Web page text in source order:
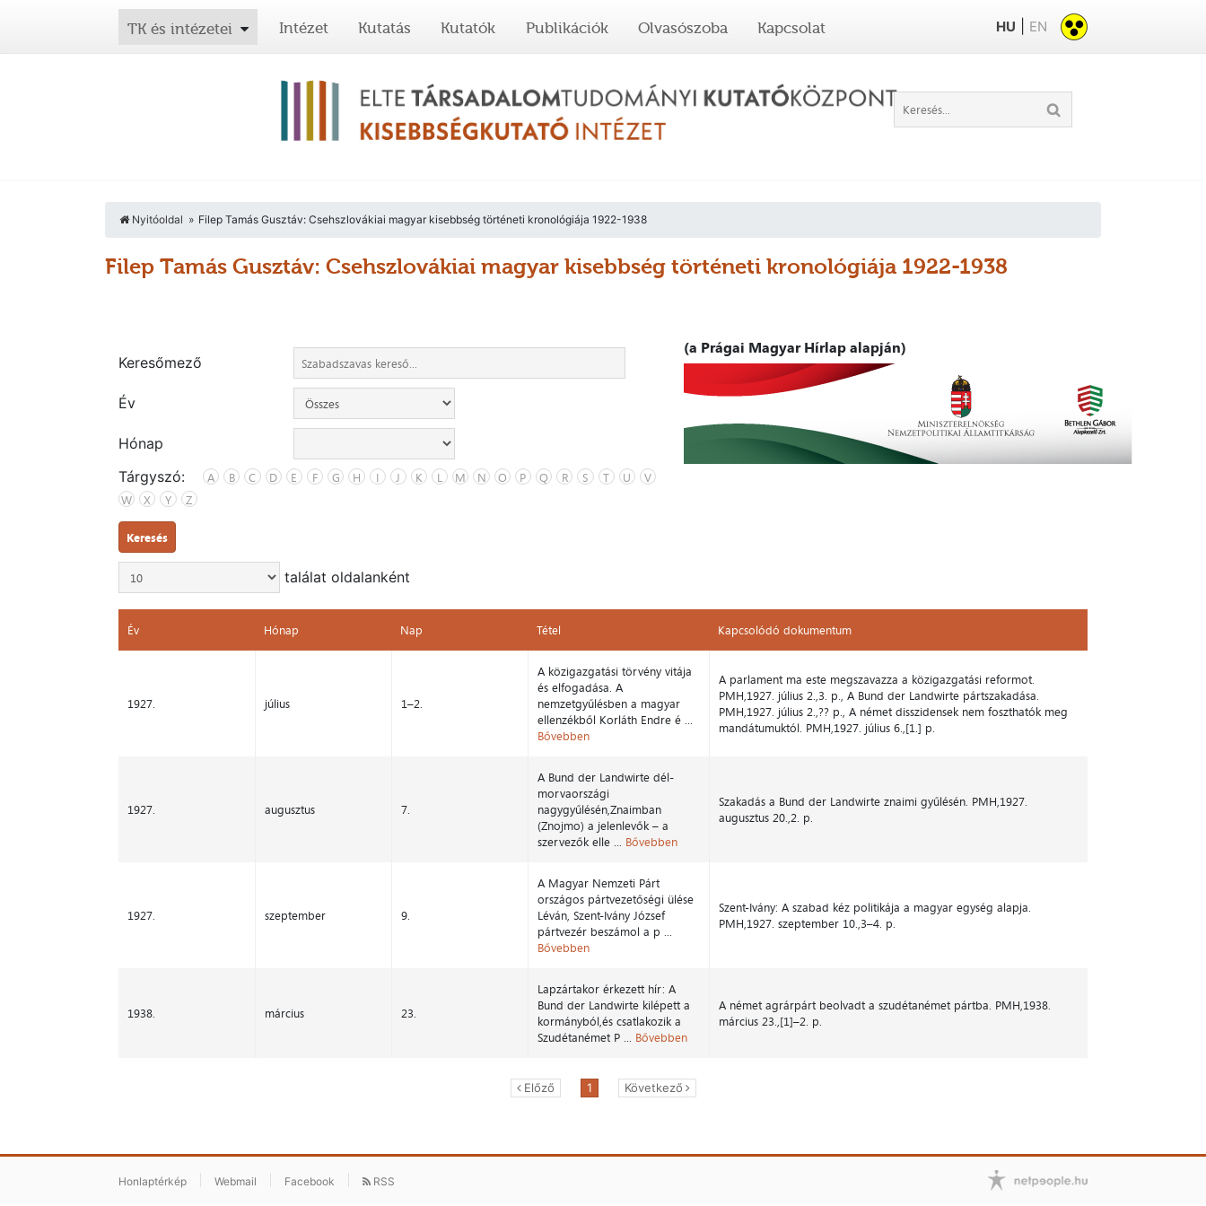
TK és intézetei Intézet Kutatás Kutatók Publikációk Olvasószoba Kapcsolat HU EN
Nyitóoldal Filep Tamás Gusztáv: Csehszlovákiai magyar kisebbség történeti kronológiája 1922-1938
Filep Tamás Gusztáv: Csehszlovákiai magyar kisebbség történeti kronológiája 1922-1938
Keresőmező
Év
Hónap
Tárgyszó:
A B C D E F G H I J K L M N O P Q R S T U
V
W
X Y Z
Keresés
(a Prágai Magyar Hírlap alapján)
találat oldalanként
Év Hónap Nap Tétel
Kapcsolódó dokumentum
1927. július 1–2.
A közigazgatási törvény vitája
és elfogadása. A
nemzetgyűlésben a magyar
ellenzékből Korláth Endre é ...
Bővebben
A parlament ma este megszavazza a közigazgatási reformot.
PMH,1927. július 2.,3. p., A Bund der Landwirte pártszakadása.
PMH,1927. július 2.,?? p., A német disszidensek nem foszthatók meg
mandátumuktól. PMH,1927. július 6.,[1.] p.
1927. augusztus 7.
A Bund der Landwirte dél-
morvaországi
nagygyűlésén,Znaimban
(Znojmo) a jelenlevők – a
szervezők elle ... Bővebben
Szakadás a Bund der Landwirte znaimi gyűlésén. PMH,1927.
augusztus 20.,2. p.
1927. szeptember 9.
A Magyar Nemzeti Párt
országos pártvezetőségi ülése
Léván, Szent-Ivány József
pártvezér beszámol a p ...
Bővebben
Szent-Ivány: A szabad kéz politikája a magyar egység alapja.
PMH,1927. szeptember 10.,3–4. p.
1938. március 23.
Lapzártakor érkezett hír: A
Bund der Landwirte kilépett a
kormányból,és csatlakozik a
Szudétanémet P ... Bővebben
A német agrárpárt beolvadt a szudétanémet pártba. PMH,1938.
március 23.,[1]–2. p.
Előző 1 Következő
Honlaptérkép Webmail Facebook RSS